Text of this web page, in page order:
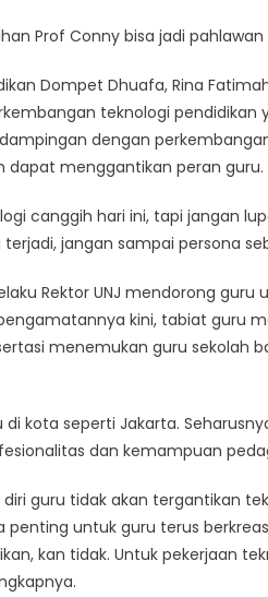
Prof Conny bisa jadi
Dompet Dhuafa, Rina
teknologi pendidikan
dengan
dapat menggantikan peran guru.
canggih hari ini, tapi jangan
jangan sampai persona
Rektor UNJ mendorong
kini, tabiat guru
menemukan guru sekolah
kota seperti Jakarta.
dan kemampuan
guru tidak akan tergantikan
untuk guru terus
kan tidak. Untuk pekerjaan